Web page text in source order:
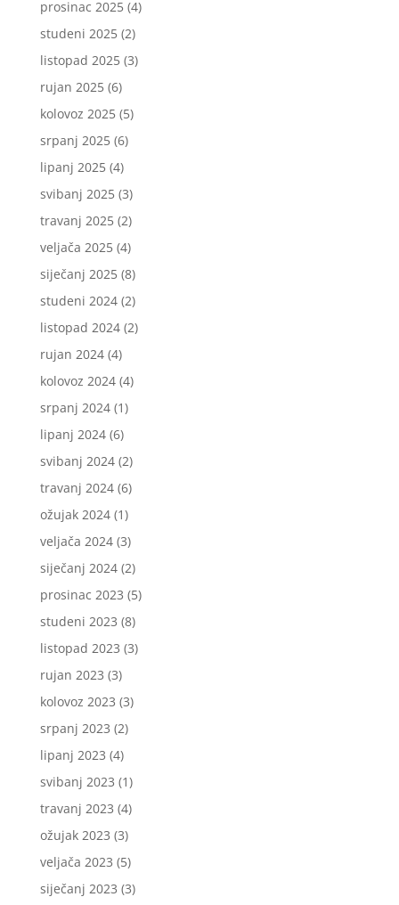
prosinac 2025(4)
studeni 2025(2)
listopad 2025(3)
rujan 2025(6)
kolovoz 2025(5)
srpanj 2025(6)
lipanj 2025(4)
svibanj 2025(3)
travanj 2025(2)
veljača 2025(4)
siječanj 2025(8)
studeni 2024(2)
listopad 2024(2)
rujan 2024(4)
kolovoz 2024(4)
srpanj 2024(1)
lipanj 2024(6)
svibanj 2024(2)
travanj 2024(6)
ožujak 2024(1)
veljača 2024(3)
siječanj 2024(2)
prosinac 2023 (5)
studeni 2023 (8)
listopad 2023 (3)
rujan 2023 (3)
kolovoz 2023 (3)
srpanj 2023 (2)
lipanj 2023 (4)
svibanj 2023 (1)
travanj 2023 (4)
ožujak 2023 (3)
veljača 2023 (5)
siječanj 2023 (3)